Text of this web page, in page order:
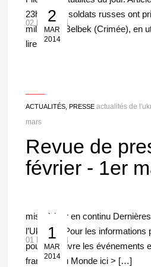
2
MAR
2014
02 Mar 2014
23h00 Les soldats russes ont
militaire à Belbek (Crimée), en
lire […]
ACTUALITÉS, PRESSE actualités de
mars
Revue de
février - 1er
1
MAR
2014
01 Mar 2014
mise à jour en continu
l’Ukraine. Pour les informations
pouvez suivre les événements
français du Monde ici > […]